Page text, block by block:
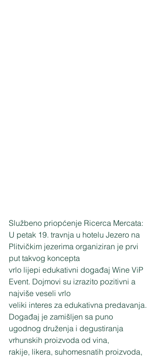
Službeno priopćenje Ricerca Mercata:
U petak 19. travnja u hotelu Jezero na
Plitvičkim jezerima organiziran je prvi
put takvog koncepta
vrlo lijepi edukativni događaj Wine ViP
Event. Dojmovi su izrazito pozitivni a
najviše veseli vrlo
veliki interes za edukativna predavanja.
Događaj je zamišljen sa puno
ugodnog druženja i degustiranja
vrhunskih proizvoda od vina,
rakije, likera, suhomesnatih proizvoda,